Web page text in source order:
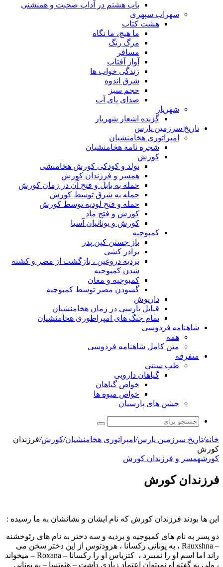
باب هشتم در آداب صحبت و همنشنى
سهراب سپهری
هشت کتاب
ما هیچ، ما نگاه
مرگ رنگ
مسافر
آواز آفتاب
زندگی خواب ها
شرق اندوه
حجم سبز
صدای پای آب
شهریار
گزیده اشعار شهریار
تاریخ سرزمین پارس
امپراتوری هخامنشیان
شجره نامه هخامنشیان
کورش
تولد و کودکی کورش هخامنشی
همسر و فرزندان کورش
حمله به بابل و فتح آن در زمان کورش
حمله به شرق توسط کورش
حمله و فتح لودیه توسط کورش
کورش و فتح ماد
کورش و یونانیان آسیا
کمبوجیه
باز جستن کین پدر
برادر کشی
بردیه دروغین ، بازگشت از مصر و کشته
شدن کمبوجیه
کمبوجیه و مغان
گشودن مصر توسط کمبوجیه
داریوش
قبایل پارسی در زمان هخامنشیان
تمام جنگ های امپراطوری هخامنشیان
شاهنامه فردوسی
همه
متن کامل شاهنامه فردوسی
متفرقه
طب سنتی
گیاهان دارویی
خواص گیاهان
خواص میوه ها
جشن های پارسیان
جستجو
برای
خانه/تاریخ سرزمین پارس/ امپراتوری هخامنشیان/کورش/فرزندان
کورش
کورشهمسر و فرزندان کورش
فرزندان کورش
این ها بودند فرزندان کورش که نام ایشان و نشانشان به ما رسیده :
دو پسر به نام های کمبوجیه و بردیه و سه دختر به نام های رئوخشنه
– Rauxshna ، به یونانی رکسانا ، هرودتوس از این دختر سخن می
راند اما اسم او را نمیبرد ، کتزیاس او را رکسانا – Roxana – میخواند
، ولی به گفته او نمیتوان اعتماد زیادی داشت – هئوتسا – به یونانی